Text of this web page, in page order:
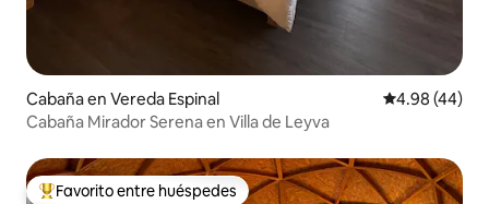
Cabaña en Vereda Espinal Calificación
4.98 (44)
Cabaña Mirador Serena en Villa de Leyva
Favorito entre huéspedes